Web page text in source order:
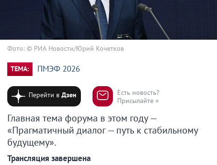
Фото: © РИА Новости/Юрий Кочетков
ТЕМА: ПМЭФ 2026
Перейти вДзен
Есть новость?
Присылайте »
Главная тема форума в этом году —
«Прагматичный диалог — путь к стабильному
будущему».
Трансляция завершена